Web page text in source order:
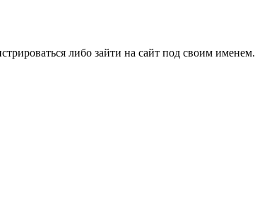
либо зайти на сайт под своим именем.